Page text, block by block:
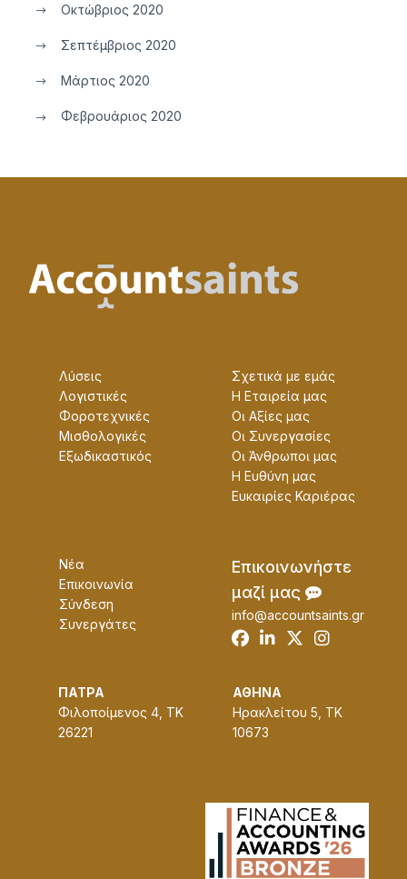
Οκτώβριος 2020
Σεπτέμβριος 2020
Μάρτιος 2020
Φεβρουάριος 2020
Λύσεις
Λογιστικές
Φοροτεχνικές
Μισθολογικές
Εξωδικαστικός
Σχετικά με εμάς
Η Εταɩρεία μας
Οɩ Αξίες μας
Οɩ Συνεργασίες
Οɩ Άνθρωποɩ μας
Η Ευθύνη μας
Ευκαɩρίες Καρɩέρας
Νέα
Επικοινωνία
Σύνδεση
Συνεργάτες
Επɩκοɩνωνήστε
μαζί μας
info@accountsaints.gr
ΠΑΤΡΑ
Φιλοποίμενος 4, ΤΚ
26221
ΑΘΗΝΑ
Ηρακλείτου 5, ΤΚ
10673